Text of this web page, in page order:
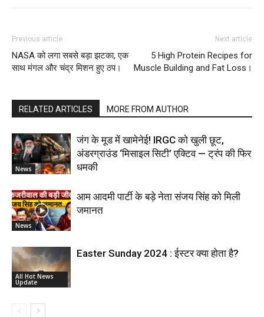
Previous article
NASA को लगा सबसे बड़ा झटका, एक
साथ मंगल और चंद्र मिशन हुए ठप।
Next article
5 High Protein Recipes for
Muscle Building and Fat Loss।
RELATED ARTICLES MORE FROM AUTHOR
News
जंग के मूड में खामेनेई! IRGC को खुली छूट,
अंडरग्राउंड ‘मिसाइल सिटी’ एक्टिव — ट्रंप की फिर
धमकी
News
आम आदमी पार्टी के बड़े नेता संजय सिंह को मिली
जमानत
All Hot News
Update
Easter Sunday 2024 : ईस्टर क्या होता है?